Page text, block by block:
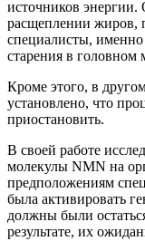
источников энергии.
расщеплении жиров,
специалисты, именно
старения в головном
Кроме этого, в
установлено, что
приостановить.
В своей работе
молекулы NMN на
предположениям
была активировать
должны были
результате, их